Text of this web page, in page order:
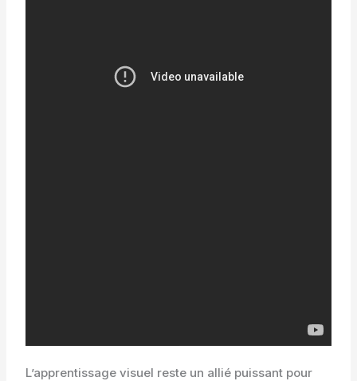
L’apprentissage visuel reste un allié puissant pour